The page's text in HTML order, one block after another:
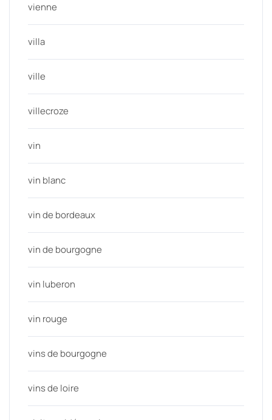
vienne
villa
ville
villecroze
vin
vin blanc
vin de bordeaux
vin de bourgogne
vin luberon
vin rouge
vins de bourgogne
vins de loire